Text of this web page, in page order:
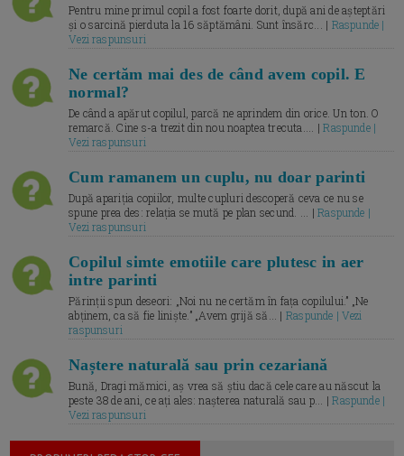
Pentru mine primul copil a fost foarte dorit, după ani de așteptări
și o sarcină pierduta la 16 săptămâni. Sunt însărc... | Raspunde |
Vezi raspunsuri
Ne certăm mai des de când avem copil. E
normal?
De când a apărut copilul, parcă ne aprindem din orice. Un ton. O
remarcă. Cine s-a trezit din nou noaptea trecuta.... |Raspunde |
Vezi raspunsuri
Cum ramanem un cuplu, nu doar parinti
După apariția copiilor, multe cupluri descoperă ceva ce nu se
spune prea des: relația se mută pe plan secund. ... |Raspunde |
Vezi raspunsuri
Copilul simte emotiile care plutesc in aer
intre parinti
Părinții spun deseori: „Noi nu ne certăm în fața copilului.” „Ne
abținem, ca să fie liniște.” „Avem grijă să... | Raspunde | Vezi
raspunsuri
Naștere naturală sau prin cezariană
Bună, Dragi mămici, aș vrea să știu dacă cele care au născut la
peste 38 de ani, ce ați ales: nașterea naturală sau p... |Raspunde |
Vezi raspunsuri